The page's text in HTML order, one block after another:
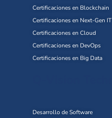
Certificaciones en Blockchain
Certificaciones en Next-Gen IT
Certificaciones en Cloud
Certificaciones en DevOps
Certificaciones en Big Data
Desarrollo de Software